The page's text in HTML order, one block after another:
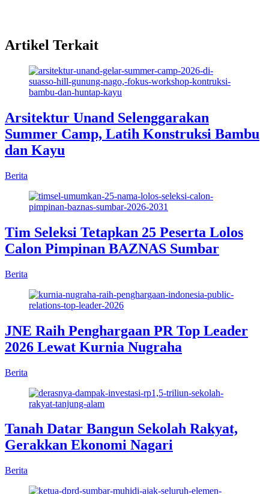
Artikel Terkait
Arsitektur Unand Selenggarakan
Summer Camp, Latih Konstruksi Bambu
dan Kayu
Berita
Tim Seleksi Tetapkan 25 Peserta Lolos
Calon Pimpinan BAZNAS Sumbar
Berita
JNE Raih Penghargaan PR Top Leader
2026 Lewat Kurnia Nugraha
Berita
Tanah Datar Bangun Sekolah Rakyat,
Gerakkan Ekonomi Nagari
Berita